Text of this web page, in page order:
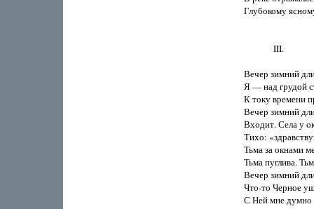
Глубокому
              III.
Вечер зимний
Я — над грудой
К току времени
Вечер зимний
Входит. Села у
Тихо:
Тьма за окнами
Тьма пуглива.
Вечер зимний
Что-то Черное
С Ней мне думно